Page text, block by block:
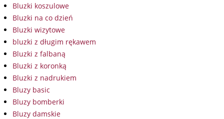
Bluzki koszulowe
Bluzki na co dzień
Bluzki wizytowe
bluzki z długim rękawem
Bluzki z falbaną
Bluzki z koronką
Bluzki z nadrukiem
Bluzy basic
Bluzy bomberki
Bluzy damskie